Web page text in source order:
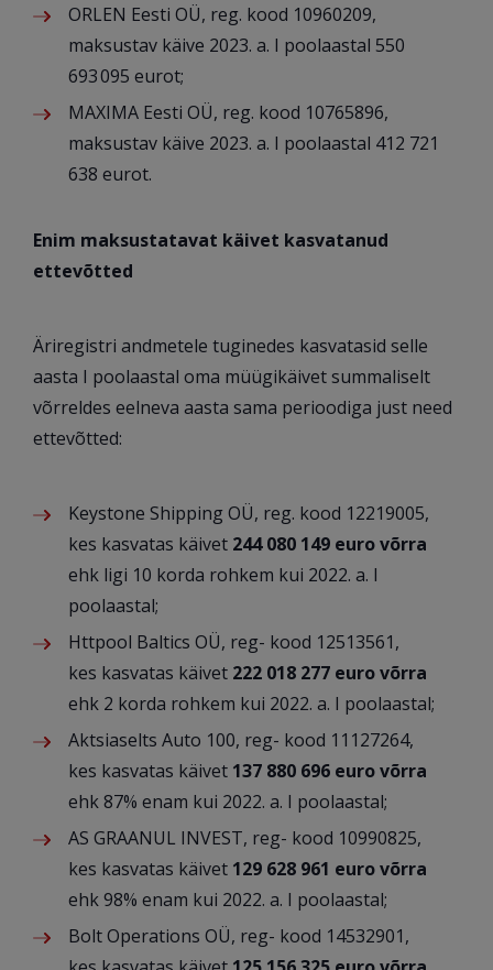
ORLEN Eesti OÜ, reg. kood 10960209,
maksustav käive 2023. a. I poolaastal 550
693 095 eurot;
MAXIMA Eesti OÜ, reg. kood 10765896,
maksustav käive 2023. a. I poolaastal 412 721
638 eurot.
Enim maksustatavat käivet kasvatanud
ettevõtted
Äriregistri andmetele tuginedes kasvatasid selle
aasta I poolaastal oma müügikäivet summaliselt
võrreldes eelneva aasta sama perioodiga just need
ettevõtted:
Keystone Shipping OÜ, reg. kood 12219005,
kes kasvatas käivet 244 080 149 euro võrra
ehk ligi 10 korda rohkem kui 2022. a. I
poolaastal;
Httpool Baltics OÜ, reg- kood 12513561,
kes kasvatas käivet 222 018 277 euro võrra
ehk 2 korda rohkem kui 2022. a. I poolaastal;
Aktsiaselts Auto 100, reg- kood 11127264,
kes kasvatas käivet 137 880 696 euro võrra
ehk 87% enam kui 2022. a. I poolaastal;
AS GRAANUL INVEST, reg- kood 10990825,
kes kasvatas käivet 129 628 961 euro võrra
ehk 98% enam kui 2022. a. I poolaastal;
Bolt Operations OÜ, reg- kood 14532901,